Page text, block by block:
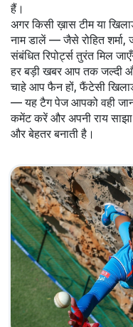
हैं।
अगर किसी ख़ास टीम या
नाम डालें — जैसे रोहित
संबंधित रिपोर्ट्स तुरंत मिल
हर बड़ी खबर आप तक जल्दी
चाहे आप फैन हों, फैंटेसी
— यह टैग पेज आपको वही
कमेंट करें और अपनी राय
और बेहतर बनाती है।